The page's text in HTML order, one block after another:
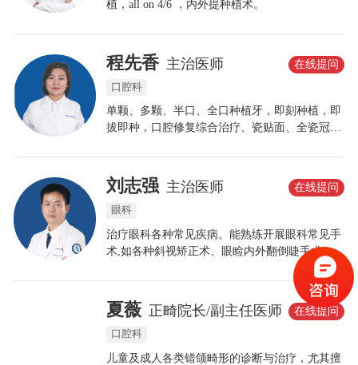
植，all on 4/6 ，内外提种植术。
程先香 主治医师
口腔科
单颗、多颗、半口、全口种植牙，即刻种植，即
拔即种，口腔修复综合治疗、瓷贴面、全瓷冠等
在线提问
刘志强 主治医师
眼科
治疗眼科各种常见疾病。能熟练开展眼科常见手
术,如各种斜视矫正术、眼睑内外翻倒睫手术、翼
状胬肉手术、结膜色素手术、飞秒激光手术、泪
道置管术、眼袋矫正术、睑皮肤松弛矫正术、眼
底视网膜激光术、白内障后囊YAG激光术、青光
眼虹膜YAG激光术、霰粒肿手术、睑结膜松弛矫
正术。
在线提问
夏薇 正畸院长/副主任医师
口腔科
儿童及成人各类错颌畸形的诊断与治疗，尤其擅
在线提问